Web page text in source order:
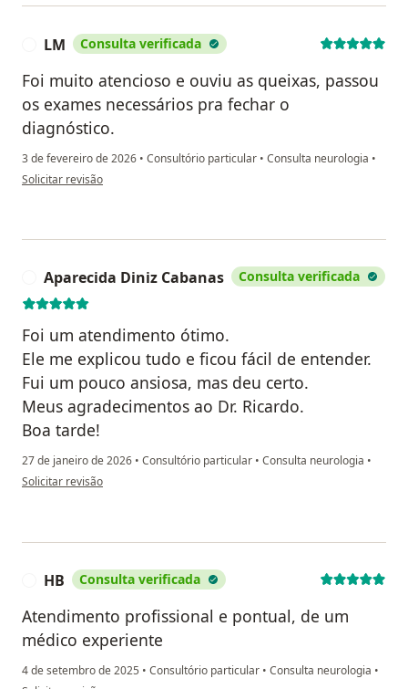
LM Consulta verificada
Foi muito atencioso e ouviu as queixas, passou
os exames necessários pra fechar o
diagnóstico.
3 de fevereiro de 2026 • Consultório particular • Consulta neurologia •
na opinião do utilizador LM
Solicitar revisão
Aparecida Diniz Cabanas Consulta verificada
Foi um atendimento ótimo.
Ele me explicou tudo e ficou fácil de entender.
Fui um pouco ansiosa, mas deu certo.
Meus agradecimentos ao Dr. Ricardo.
Boa tarde!
27 de janeiro de 2026 • Consultório particular • Consulta neurologia •
na opinião do utilizador Aparecida Diniz Cabanas
Solicitar revisão
HB Consulta verificada
Atendimento profissional e pontual, de um
médico experiente
4 de setembro de 2025 • Consultório particular • Consulta neurologia •